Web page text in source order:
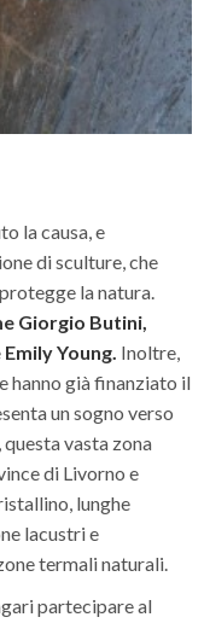
la causa, e
di sculture, che
la natura.
Giorgio Butini,
Young. Inoltre,
hanno già finanziato il
un sogno verso
vasta zona
di Livorno e
lunghe
lacustri e
termali naturali.
partecipare al